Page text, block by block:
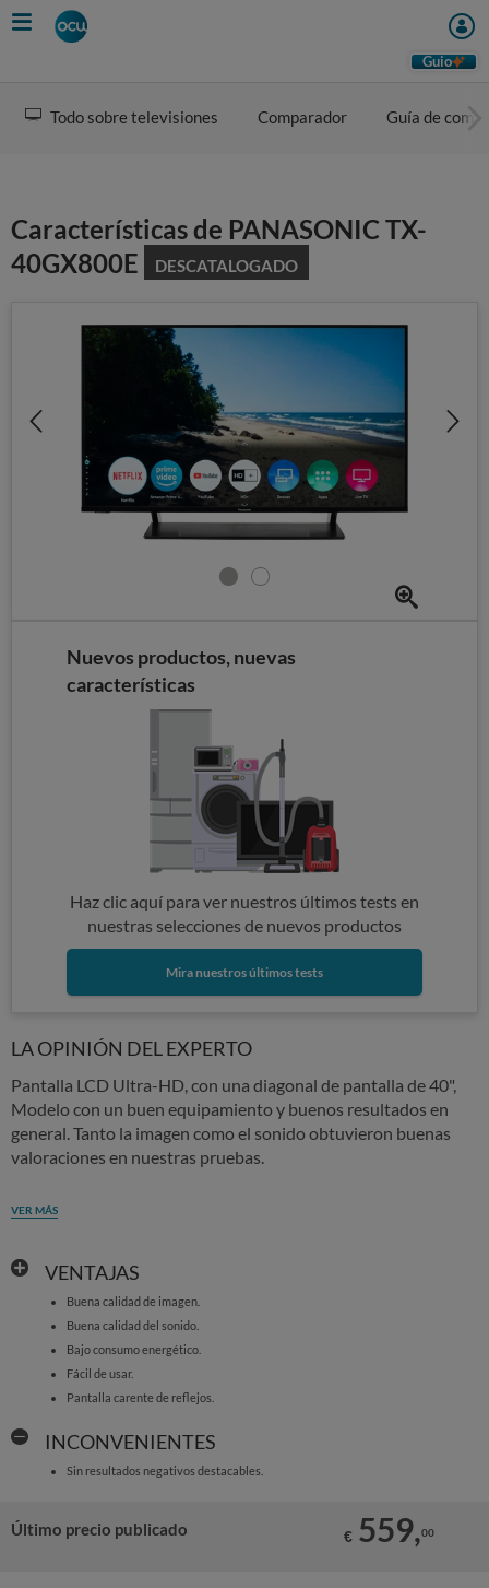
Skip
to
Guio
Todo sobre televisiones Comparador Guía de
Características de PANASONIC TX-
40GX800E
DESCATALOGADO
Nuevos productos, nuevas
características
Haz clic aquí para ver nuestros últimos tests en
nuestras selecciones de nuevos productos
Mira nuestros últimos tests
LA OPINIÓN DEL EXPERTO
Pantalla LCD Ultra-HD, con una diagonal de pantalla de 40",
Modelo con un buen equipamiento y buenos resultados en
general. Tanto la imagen como el sonido obtuvieron buenas
valoraciones en nuestras pruebas.
VER MÁS
VENTAJAS
Buena calidad de imagen.
Buena calidad del sonido.
Bajo consumo energético.
Fácil de usar.
Pantalla carente de reflejos.
INCONVENIENTES
Sin resultados negativos destacables.
Último precio publicado € 559,00